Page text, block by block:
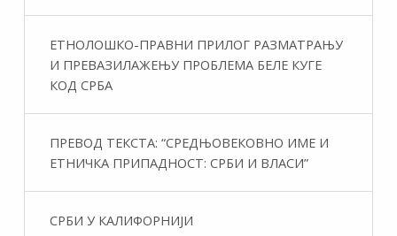
ЕТНОЛОШКО-ПРАВНИ ПРИЛОГ РАЗМАТРАЊУ
И ПРЕВАЗИЛАЖЕЊУ ПРОБЛЕМА БЕЛЕ КУГЕ
КОД СРБА
ПРЕВОД ТЕКСТА: “СРЕДЊОВЕКОВНО ИМЕ И
ЕТНИЧКА ПРИПАДНОСТ: СРБИ И ВЛАСИ”
СРБИ У КАЛИФОРНИЈИ